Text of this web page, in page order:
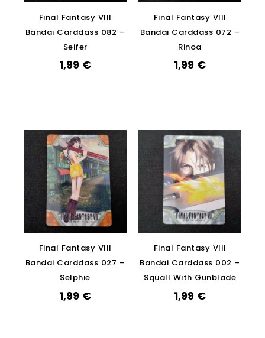
Final Fantasy VIII
Bandai Carddass 082 –
Seifer
1,99 €
Final Fantasy VIII
Bandai Carddass 072 –
Rinoa
1,99 €
Final Fantasy VIII
Bandai Carddass 027 –
Selphie
1,99 €
Final Fantasy VIII
Bandai Carddass 002 –
Squall With Gunblade
1,99 €